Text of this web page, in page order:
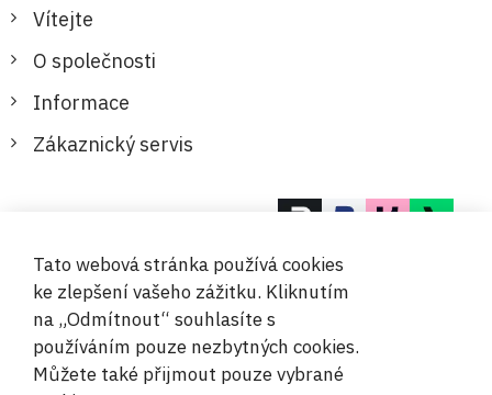
Vítejte
O společnosti
Informace
Zákaznický servis
© 2019-2026 Megamix s.r.o.
Tato webová stránka používá cookies
ke zlepšení vašeho zážitku. Kliknutím
na „Odmítnout“ souhlasíte s
používáním pouze nezbytných cookies.
Můžete také přijmout pouze vybrané